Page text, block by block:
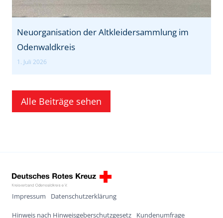
Neuorganisation der Altkleidersammlung im
Odenwaldkreis
1. Juli 2026
Alle Beiträge sehen
Impressum Datenschutzerklärung
Hinweis nach Hinweisgeberschutzgesetz Kundenumfrage